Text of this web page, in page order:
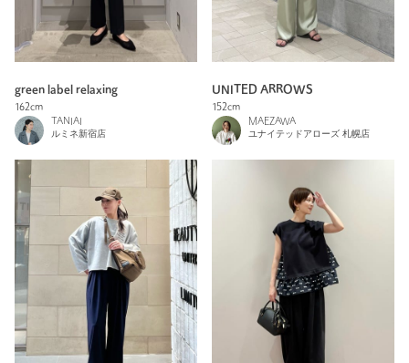
green label relaxing
162cm
TANIAI
ルミネ新宿店
UNITED ARROWS
152cm
MAEZAWA
ユナイテッドアローズ 札幌店